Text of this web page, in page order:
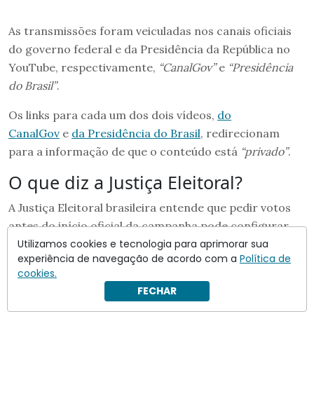
As transmissões foram veiculadas nos canais oficiais
do governo federal e da Presidência da República no
YouTube, respectivamente, “CanalGov”e “Presidência
do Brasil”.
Os links para cada um dos dois vídeos, do
CanalGov e da Presidência do Brasil, redirecionam
para a informação de que o conteúdo está “privado”.
O que diz a Justiça Eleitoral?
A Justiça Eleitoral brasileira entende que pedir votos
antes do início oficial da campanha pode configurar
propaganda eleitoral antecipada.
Utilizamos cookies e tecnologia para aprimorar sua
experiência de navegação de acordo com a Política de
cookies.
FECHAR